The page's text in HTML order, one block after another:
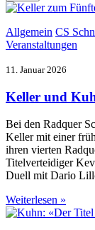
Allgemein CS
Veranstaltungen
11. Januar 2026
Keller und
Bei den Radquer
Keller mit einer
ihren vierten
Titelverteidiger
Duell mit Dario
Weiterlesen »